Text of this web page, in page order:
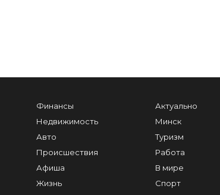
Финансы
Недвижимость
Авто
Происшествия
Афиша
Жизнь
Актуально
Минск
Туризм
Работа
В мире
Спорт